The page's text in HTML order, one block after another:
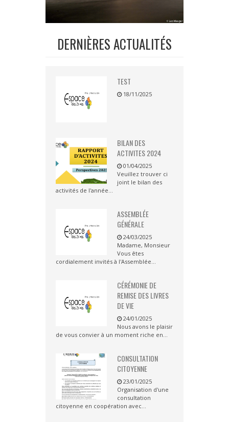
DERNIÈRES ACTUALITÉS
TEST
18/11/2025
BILAN DES
ACTIVITES 2024
01/04/2025
Veuillez trouver ci
joint le bilan des
activités de l'année...
ASSEMBLÉE
GÉNÉRALE
24/03/2025
Madame, Monsieur
Vous êtes
cordialement invités à l'Assemblée...
CÉRÉMONIE DE
REMISE DES LIVRES
DE VIE
24/01/2025
Nous avons le plaisir
de vous convier à un moment riche en...
CONSULTATION
CITOYENNE
23/01/2025
Organisation d'une
consultation
citoyenne en coopération avec...